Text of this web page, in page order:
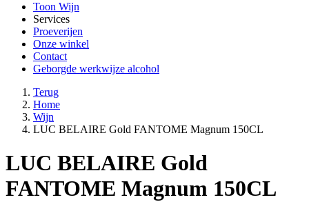
Toon Wijn
Services
Proeverijen
Onze winkel
Contact
Geborgde werkwijze alcohol
Terug
Home
Wijn
LUC BELAIRE Gold FANTOME Magnum 150CL
LUC BELAIRE Gold
FANTOME Magnum 150CL